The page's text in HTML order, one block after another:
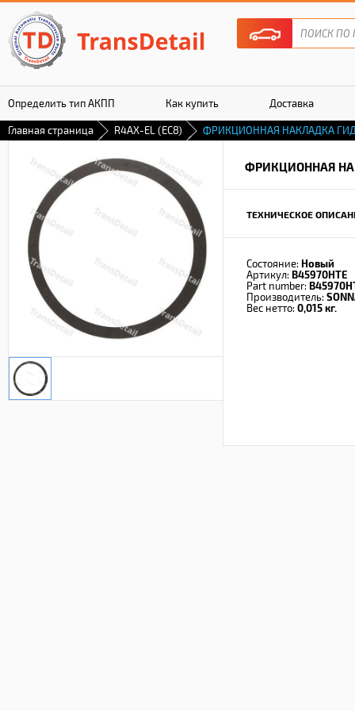
Определить тип АКПП Как купить Доставка
Гарантия
Главная страница R4AX-EL (EC8) ФРИКЦИОННАЯ НАКЛАДКА
ФРИКЦИОННАЯ
ТЕХНИЧЕСКОЕ
Состояние: Новый
Артикул: B45970HTE
Part number:
Производитель:
Вес нетто: 0,015 кг.